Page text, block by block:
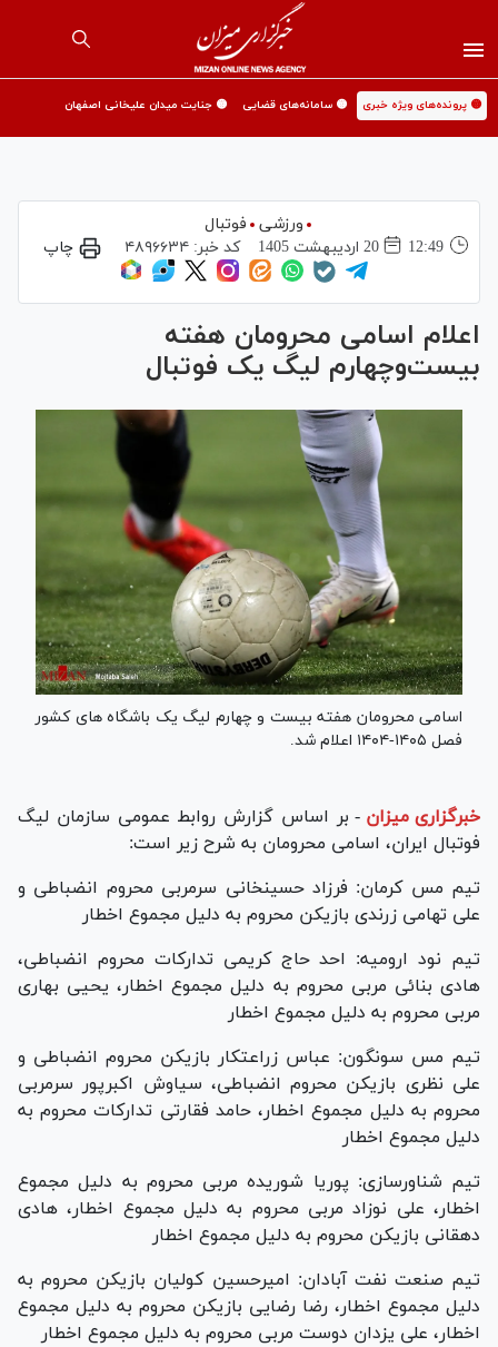
🟡 پرونده‌های ویژه خبری 🟡 سامانه‌های قضایی 🟡 جنایت میدان علیخانی اصفهان
ورزشی
فوتبال
12:49
20 ارديبهشت 1405 کد خبر: ۴۸۹۶۶۳۴ چاپ
اعلام اسامی محرومان هفته
بیست‌وچهارم لیگ یک فوتبال
اسامی محرومان هفته بیست و چهارم لیگ یک باشگاه های کشور
فصل ۱۴۰۵-۱۴۰۴ اعلام شد.
خبرگزاری میزان - بر اساس گزارش روابط عمومی سازمان لیگ
فوتبال ایران، اسامی محرومان به شرح زیر است:
تیم مس کرمان: فرزاد حسینخانی سرمربی محروم انضباطی و
علی تهامی زرندی بازیکن محروم به دلیل مجموع اخطار
تیم نود ارومیه: احد حاج کریمی تدارکات محروم انضباطی،
هادی بنائی مربی محروم به دلیل مجموع اخطار، یحیی بهاری
مربی محروم به دلیل مجموع اخطار
تیم مس سونگون: عباس زراعتکار بازیکن محروم انضباطی و
علی نظری بازیکن محروم انضباطی، سیاوش اکبرپور سرمربی
محروم به دلیل مجموع اخطار، حامد فقارتی تدارکات محروم به
دلیل مجموع اخطار
تیم شناورسازی: پوریا شوریده مربی محروم به دلیل مجموع
اخطار، علی نوزاد مربی محروم به دلیل مجموع اخطار، هادی
دهقانی بازیکن محروم به دلیل مجموع اخطار
تیم صنعت نفت آبادان: امیرحسین کولیان بازیکن محروم به
دلیل مجموع اخطار، رضا رضایی بازیکن محروم به دلیل مجموع
اخطار، علی یزدان دوست مربی محروم به دلیل مجموع اخطار